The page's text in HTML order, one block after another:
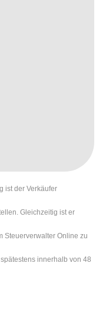
ist der Verkäufer
Gleichzeitig ist er
Steuerverwalter Online zu
innerhalb von 48